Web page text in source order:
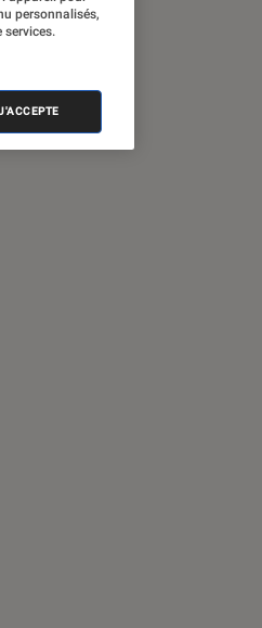
personnalisés,
services.